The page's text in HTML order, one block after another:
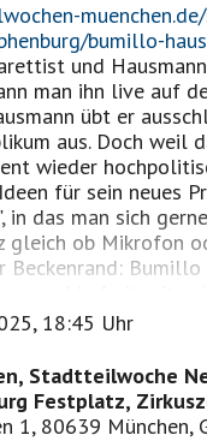
bumillo-
und
man ihn live auf
übt er
aus. Doch weil
wieder
für sein neues
in das man sich
gleich ob Mikrofon
Beckenrand:
und befreit mit
die Köpfe aus den
Comedy und Rap
Gepäck, wenn er wie
mitreißend über die
im Hier und
18:45 Uhr
Stadtteilwoche
Festplatz,
1, 80639 München,